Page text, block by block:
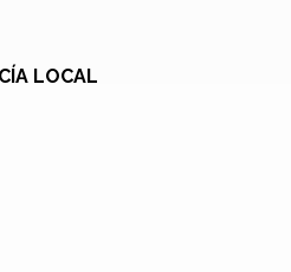
LOCAL